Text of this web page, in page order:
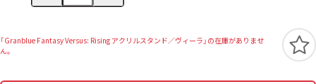
「Granblue Fantasy Versus: Rising アクリルスタンド／ヴィーラ」の在庫がありませ
ん。